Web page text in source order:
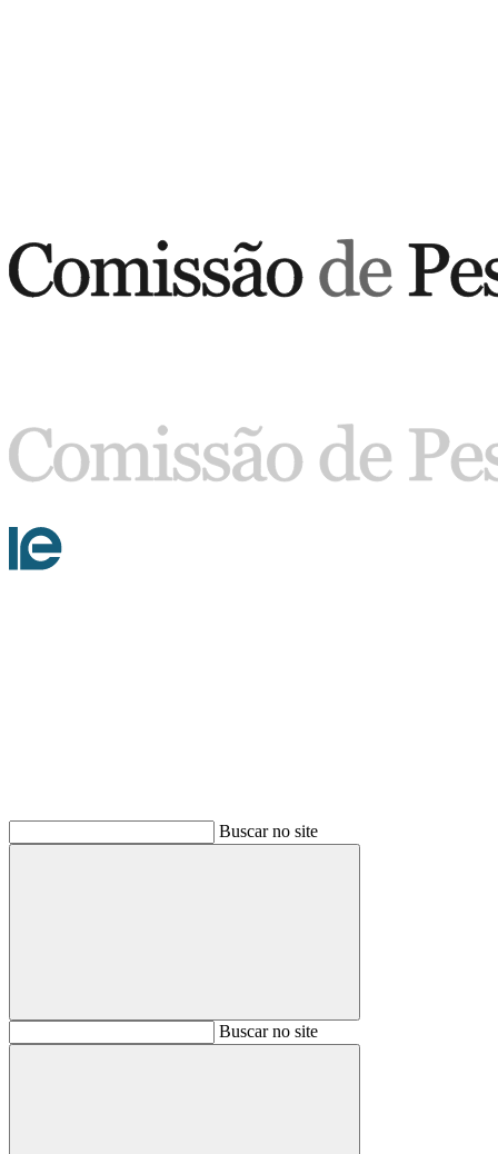
Buscar no site
BuscarBuscar no site